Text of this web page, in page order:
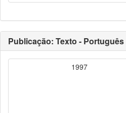
Publicação: Texto - Português
1997